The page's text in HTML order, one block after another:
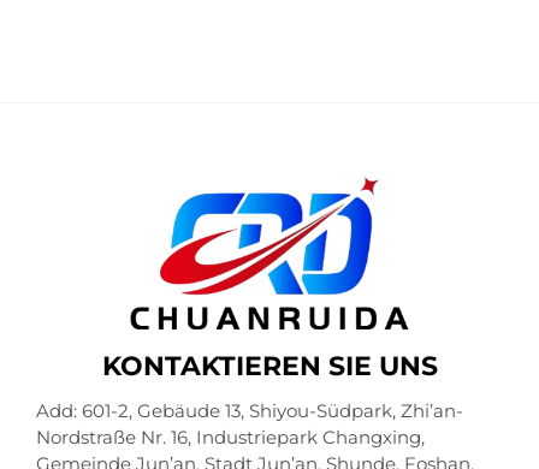
KONTAKTIEREN SIE UNS
Add: 601-2, Gebäude 13, Shiyou-Südpark, Zhi’an-
Nordstraße Nr. 16, Industriepark Changxing,
Gemeinde Jun’an, Stadt Jun’an, Shunde, Foshan,